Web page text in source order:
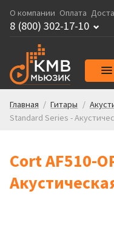
О компании Оплата
8 (800) 302-17-10
Главная / Гитары /
Standard Series -
Cort AF510-